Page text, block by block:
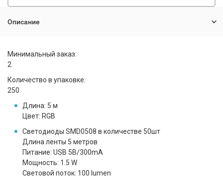
Описание
Минимальный заказ:
2
Количество в упаковке:
250
Длина: 5 м
Цвет: RGB
Светодиоды SMD0508 в количестве 50шт
Длина ленты 5 метров
Питание: USB 5В/300mA
Мощность: 1.5 W
Световой поток: 100 lumen